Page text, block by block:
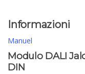
Informazioni
Manuel
Modulo DALI
DIN